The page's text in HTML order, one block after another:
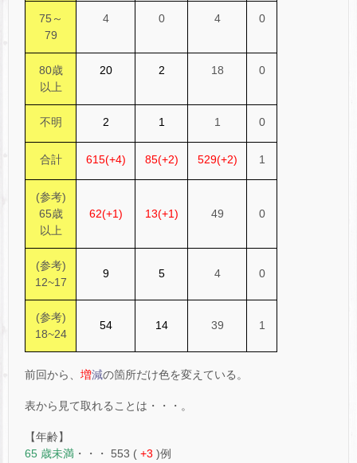
75～
79
4 0 4 0
80歳
以上
20 2 18 0
不明 2 1 1 0
合計 615(+4) 85(+2) 529(+2) 1
(参考)
65歳
以上
62(+1) 13(+1) 49 0
(参考)
12~17
9 5 4 0
(参考)
18~24
54 14 39 1
前回から、 増減の箇所だけ色を変えている。
表から見て取れることは・・・。
【年齢】
65 歳未満 ・・・ 553 ( +3 )例